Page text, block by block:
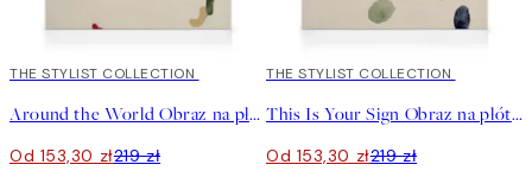
30%*
THE STYLIST COLLECTION
Around the World Obraz na płótnie
Od 153,30 zł219 zł
30%*
THE STYLIST COLLECTION
This Is Your Sign Obraz na płótnie
Od 153,30 zł219 zł